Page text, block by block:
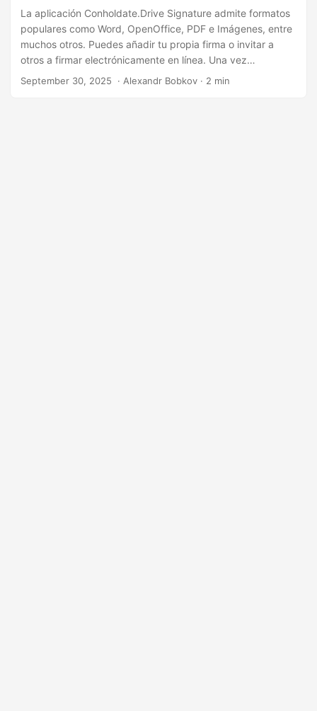
La aplicación Conholdate.Drive Signature admite formatos
populares como Word, OpenOffice, PDF e Imágenes, entre
muchos otros. Puedes añadir tu propia firma o invitar a
otros a firmar electrónicamente en línea. Una vez
completado, el archivo firmado estará disponible al instante
September 30, 2025 ‎ · Alexandr Bobkov · 2 min